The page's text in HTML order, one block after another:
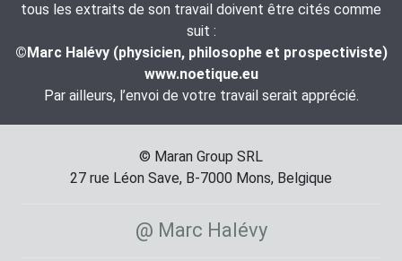
tous les extraits de son travail doivent être cités comme
suit :
©Marc Halévy (physicien, philosophe et prospectiviste)
www.noetique.eu
Par ailleurs, l’envoi de votre travail serait apprécié.
© Maran Group SRL
27 rue Léon Save, B-7000 Mons, Belgique
@ Marc Halévy